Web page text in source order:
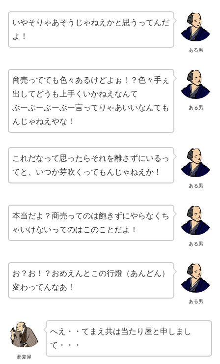
ある男
いやそりゃあそうじゃねえかと思うってんだ
よ！
ある男
商売ってても色々あるけどよぉ！？色々手ぇ
出してどうも上手くいかねえなんて
ぶーぶーぶーぶー言ってりゃあいいなんても
んじゃねえやな！
ある男
これだなって思ったらそれを離さずにいるっ
てと、いつか芽吹くってもんじゃねえか！
ある男
本当だよ？商売ってのは飽きずにやらなくち
ゃいけないってのはこのことだよ！
ある男
お？お！？おめえんとこの行燈（あんどん）
変わってんなあ！
蕎麦屋
へえ・・てまえ共は当たり屋と申しまし
て・・・